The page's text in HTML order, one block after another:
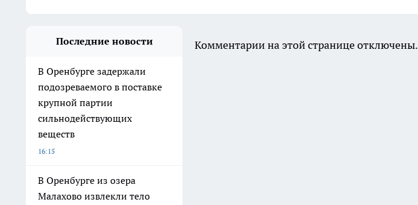
Последние новости
В Оренбурге задержали
подозреваемого в поставке
крупной партии
сильнодействующих
веществ
16:15
В Оренбурге из озера
Малахово извлекли тело
Комментарии на этой странице отключены.